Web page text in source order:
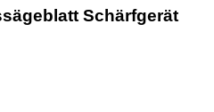
Schärfgerät